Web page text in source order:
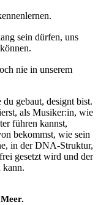
sein dürfen, uns
nie in unserem
gebaut, designt bist.
als Musiker:in, wie
führen kannst,
bekommst, wie sein
in der DNA-Struktur,
gesetzt wird und der
kann.